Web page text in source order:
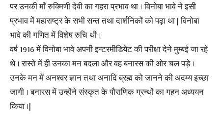
पर उनकी माँ रुक्मिणी देवी का गहरा प्रभाव था । विनोबा भावे ने इसी
प्रभाव में महाराष्ट्र के सभी सन्त तथा दार्शनिकों को पढ़ा था | विनोबा
भावे की गणित में विशेष रुचि थी ।
वर्ष 1916 में विनोबा भावे अपनी इन्टरमीडियेट की परीक्षा देने मुम्बई जा रहे
थे । रास्ते में ही उनका मन बदला और वह बनारस की ओर चल पड़े ।
उनके मन में अनश्वर ज्ञान तथा अनादि ब्रह्म को जानने की अदम्य इच्छा
जागी । बनारस में उन्होंने संस्कृत के पौराणिक ग्रन्थों का गहन अध्ययन
किया ।|